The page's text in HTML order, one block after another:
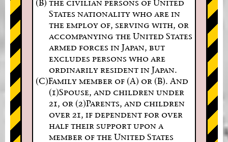
(B) the civilian persons of United
States nationality who are in
the employ of, serving with, or
accompanying the United States
armed forces in Japan, but
excludes persons who are
ordinarily resident in Japan.
(C)Family member of (A) or (B). And
(1)Spouse, and children under
21, or (2)Parents, and children
over 21, if dependent for over
half their support upon a
member of the United States